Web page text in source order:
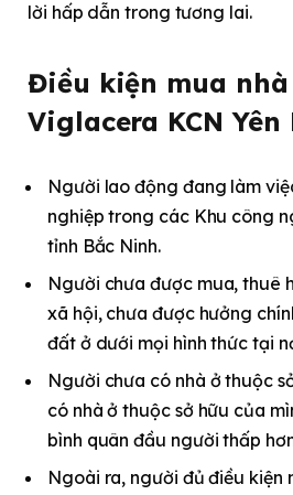
lời hấp dẫn trong tương lai.
Điều kiện mua
Viglacera KCN Yên
Người lao động đang làm
nghiệp trong các Khu công
tỉnh Bắc Ninh.
Người chưa được mua, thuê
xã hội, chưa được hưởng
đất ở dưới mọi hình thức tại
Người chưa có nhà ở thuộc
có nhà ở thuộc sở hữu của
bình quân đầu người thấp
Ngoài ra, người đủ điều kiện